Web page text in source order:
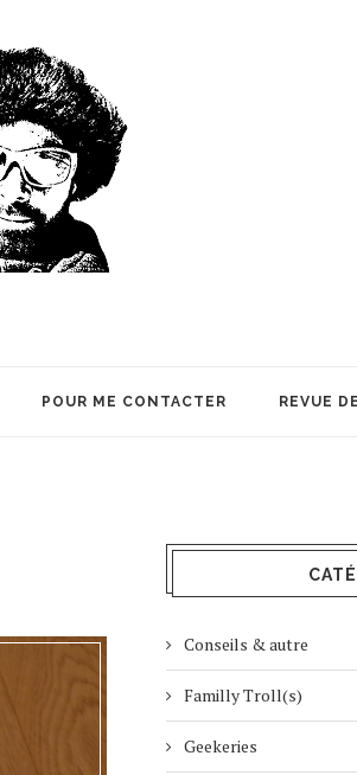
POUR ME CONTACTER REVUE
Conseils & autre
Familly Troll(s)
Geekeries